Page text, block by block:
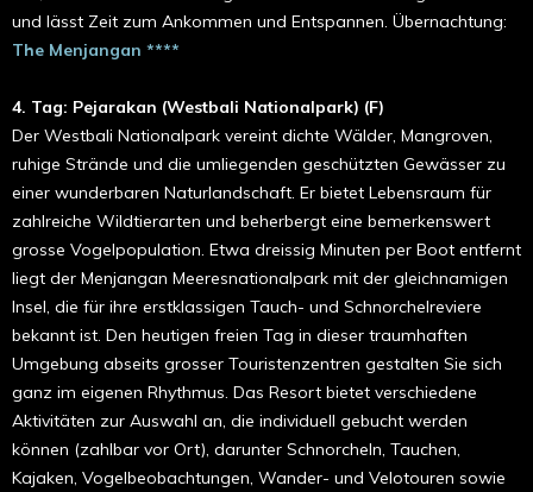
und lässt Zeit zum Ankommen und Entspannen. Übernachtung:
The Menjangan ****
4. Tag: Pejarakan (Westbali Nationalpark) (F)
Der Westbali Nationalpark vereint dichte Wälder, Mangroven,
ruhige Strände und die umliegenden geschützten Gewässer zu
einer wunderbaren Naturlandschaft. Er bietet Lebensraum für
zahlreiche Wildtierarten und beherbergt eine bemerkenswert
grosse Vogelpopulation. Etwa dreissig Minuten per Boot entfernt
liegt der Menjangan Meeresnationalpark mit der gleichnamigen
Insel, die für ihre erstklassigen Tauch- und Schnorchelreviere
bekannt ist. Den heutigen freien Tag in dieser traumhaften
Umgebung abseits grosser Touristenzentren gestalten Sie sich
ganz im eigenen Rhythmus. Das Resort bietet verschiedene
Aktivitäten zur Auswahl an, die individuell gebucht werden
können (zahlbar vor Ort), darunter Schnorcheln, Tauchen,
Kajaken, Vogelbeobachtungen, Wander- und Velotouren sowie